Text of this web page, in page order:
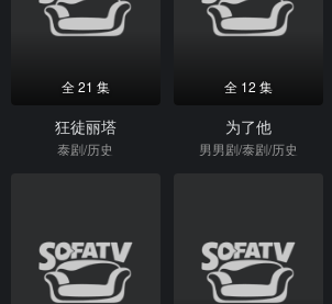
全 21 集
狂徒丽塔
泰剧/历史
全 12 集
为了他
男男剧/泰剧/历史